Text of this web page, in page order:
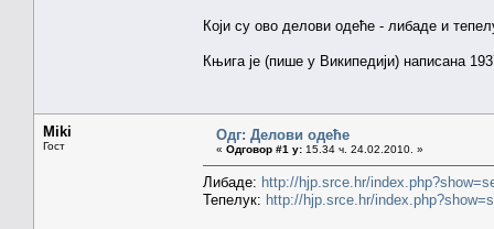
Који су ово делови одеће - либаде и
Књига је (пише у Википедији) написана
Miki
Гост
Одг: Делови одеће
« Одговор #1 у: 15.34 ч. 24.02.2010. »
Либаде: http://hjp.srce.hr/
Тепелук: http://hjp.srce.hr/